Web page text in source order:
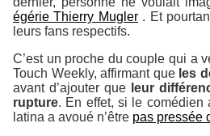
égérie Thierry Mugler. Et
leurs fans respectifs.
C’est un proche du couple qui a
Touch Weekly, affirmant que les
avant d’ajouter que leur
rupture. En effet, si le comédien
latina a avoué n’être pas pressée